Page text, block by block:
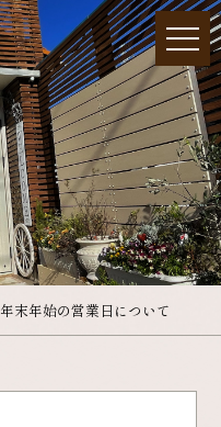
年末年始の営業日について